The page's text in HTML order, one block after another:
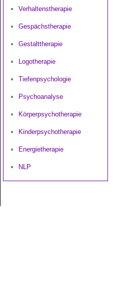
Verhaltenstherapie
Gespächstherapie
Gestalttherapie
Logotherapie
Tiefenpsychologie
Psychoanalyse
Körperpsychotherapie
Kinderpsychotherapie
Energietherapie
NLP